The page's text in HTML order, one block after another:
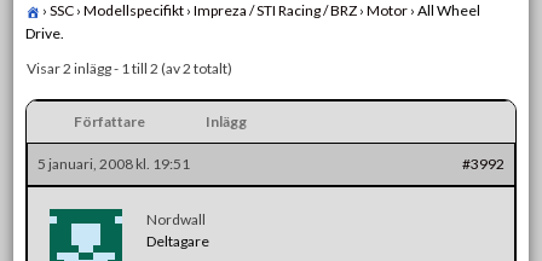
› SSC › Modellspecifikt › Impreza / STI Racing / BRZ › Motor › All Wheel
Drive.
Visar 2 inlägg - 1 till 2 (av 2 totalt)
Författare Inlägg
5 januari, 2008 kl. 19:51 #3992
Nordwall
Deltagare